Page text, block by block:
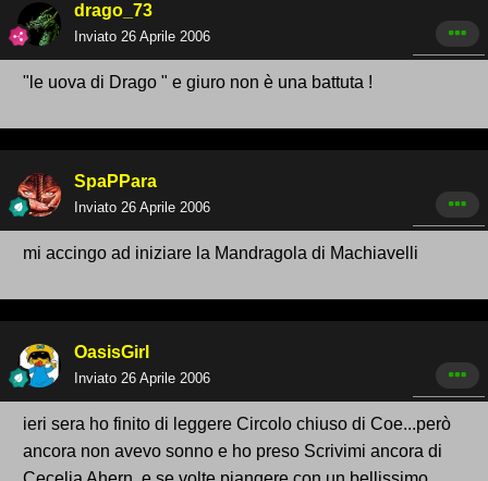
drago_73
Inviato 26 Aprile 2006
"le uova di Drago " e giuro non è una battuta !
SpaPPara
Inviato 26 Aprile 2006
mi accingo ad iniziare la Mandragola di Machiavelli
OasisGirl
Inviato 26 Aprile 2006
ieri sera ho finito di leggere Circolo chiuso di Coe...però
ancora non avevo sonno e ho preso Scrivimi ancora di